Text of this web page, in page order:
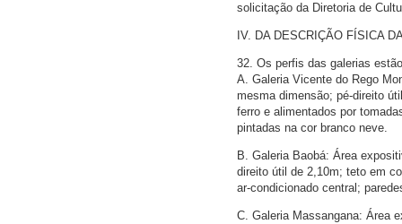
solicitação da Diretoria de
IV. DA DESCRIÇÃO FÍSICA
32. Os perfis das galerias
A. Galeria Vicente do Rego
mesma dimensão; pé-direito
ferro e alimentados por
pintadas na cor branco neve.
B. Galeria Baobá: Área
direito útil de 2,10m; teto em
ar-condicionado central;
C. Galeria Massangana: Área